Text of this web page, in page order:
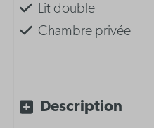
Lit double
Chambre privée
Chambre avec lit
Description